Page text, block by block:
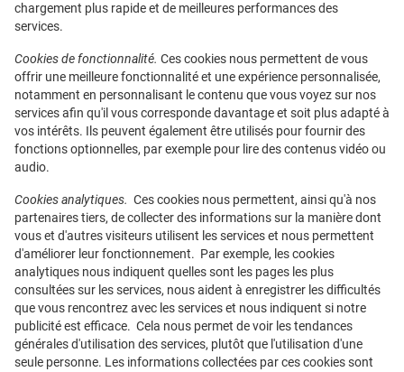
chargement plus rapide et de meilleures performances des
services.
Cookies de fonctionnalité. Ces cookies nous permettent de vous
offrir une meilleure fonctionnalité et une expérience personnalisée,
notamment en personnalisant le contenu que vous voyez sur nos
services afin qu'il vous corresponde davantage et soit plus adapté à
vos intérêts. Ils peuvent également être utilisés pour fournir des
fonctions optionnelles, par exemple pour lire des contenus vidéo ou
audio.
Cookies analytiques. Ces cookies nous permettent, ainsi qu'à nos
partenaires tiers, de collecter des informations sur la manière dont
vous et d'autres visiteurs utilisent les services et nous permettent
d'améliorer leur fonctionnement. Par exemple, les cookies
analytiques nous indiquent quelles sont les pages les plus
consultées sur les services, nous aident à enregistrer les difficultés
que vous rencontrez avec les services et nous indiquent si notre
publicité est efficace. Cela nous permet de voir les tendances
générales d'utilisation des services, plutôt que l'utilisation d'une
seule personne. Les informations collectées par ces cookies sont